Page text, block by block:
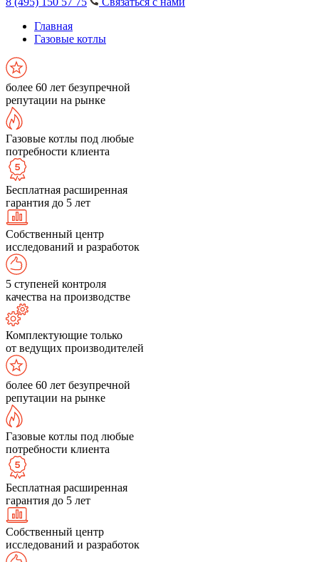
Главная
Газовые котлы
более 60 лет безупречной
репутации на рынке
Газовые котлы под любые
потребности клиента
Бесплатная расширенная
гарантия до 5 лет
Собственный центр
исследований и разработок
5 ступеней контроля
качества на производстве
Комплектующие только
от ведущих производителей
более 60 лет безупречной
репутации на рынке
Газовые котлы под любые
потребности клиента
Бесплатная расширенная
гарантия до 5 лет
Собственный центр
исследований и разработок